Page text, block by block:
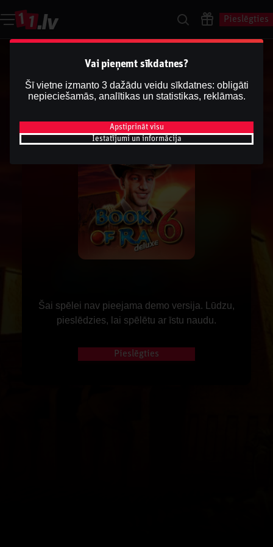
Pieslēgties
Šai spēlei nav pieejama demo versija. Lūdzu,
pieslēdzies, lai spēlētu ar īstu naudu.
Pieslēgties
Vai pieņemt sīkdatnes?
Šī vietne izmanto 3 dažādu veidu sīkdatnes: obligāti
nepieciešamās, analītikas un statistikas, reklāmas.
Apstiprināt visu
Iestatījumi un informācija